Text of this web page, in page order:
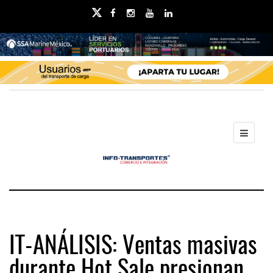
IT-ANÁLISIS: Ventas masivas